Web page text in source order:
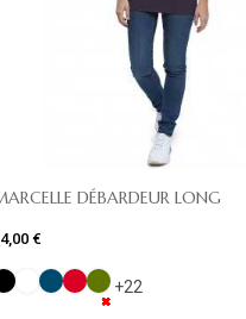
DÉBARDEUR LONG
€
✖
✖
✖
✖
✖
✖
✖
✖
✖
✖
+22